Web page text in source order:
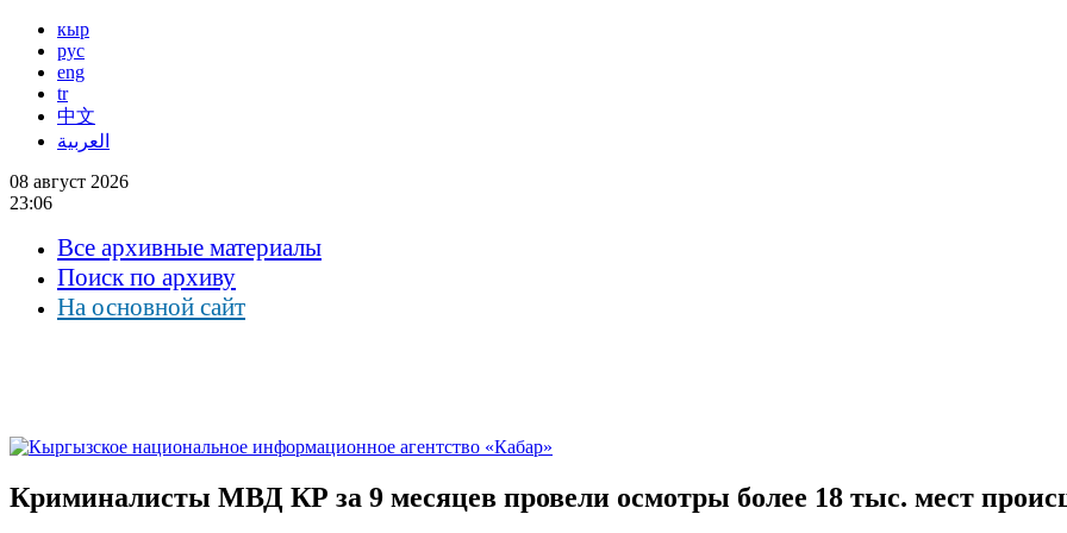
кыр
рус
eng
tr
中文
العربية
08 август 2026
23:06
Все архивные материалы
Поиск по архиву
На основной сайт
Криминалисты МВД КР за 9 месяцев провели осмотры более 18 тыс. мест